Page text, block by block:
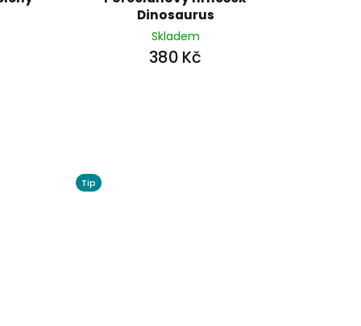
Dinosaurus
Skladem
380 Kč
Tip